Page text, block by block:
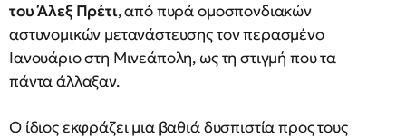
του Άλεξ Πρέτι, από πυρά ομοσπονδιακών
αστυνομικών μετανάστευσης τον περασμένο
Ιανουάριο στη Μινεάπολη, ως τη στιγμή που τα
πάντα άλλαξαν.
Ο ίδιος εκφράζει μια βαθιά δυσπιστία προς τους